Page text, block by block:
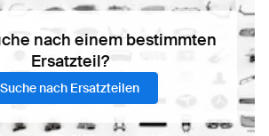
nach einem bestimmten
Ersatzteil?
Suche nach Ersatzteilen